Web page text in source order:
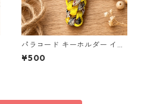
パラコード キーホルダー イエ
ロー×ベージュ(赤・黒) ハンド
メイド 国産 本革 ヌメ革
¥500